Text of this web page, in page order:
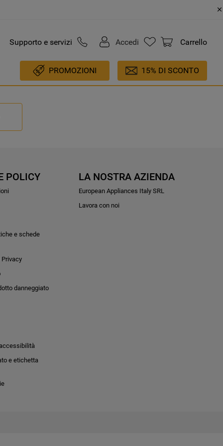
Supporto e servizi Accedi Carrello
PROMOZIONI 15% DI SCONTO
POLICY
e schede
danneggiato
e etichetta
LA NOSTRA AZIENDA
European Appliances Italy SRL
Lavora con noi